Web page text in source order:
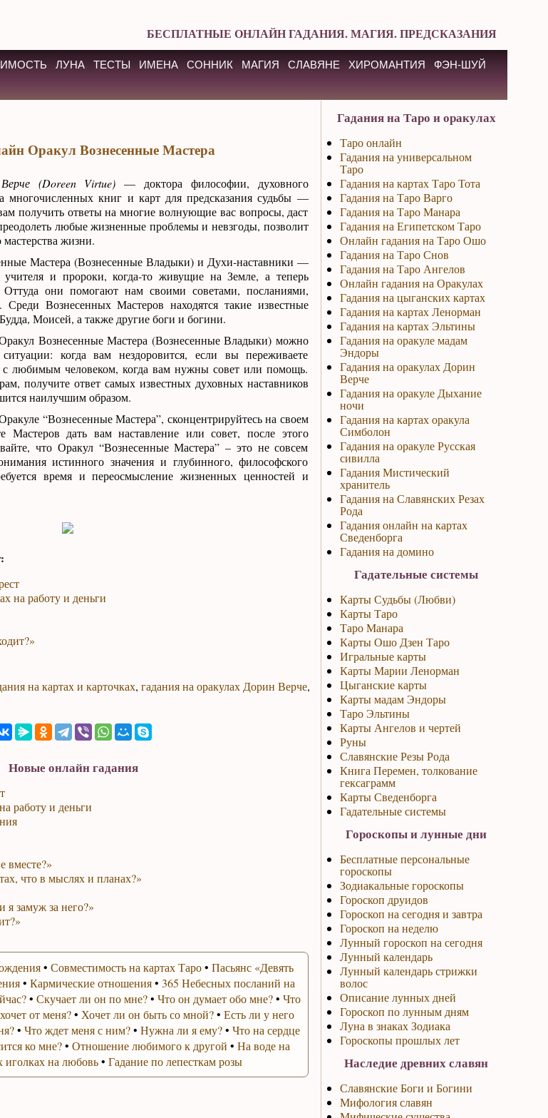
БЕСПЛАТНЫЕ ОНЛАЙН ГАДАНИЯ. МАГИЯ. ПРЕДСКАЗАНИЯ
ЛУНА ТЕСТЫ ИМЕНА СОННИК МАГИЯ СЛАВЯНЕ ХИРОМАНТИЯ
ФЭН-ШУЙ
Оракул Вознесенные Мастера
(Doreen Virtue) — доктора философии, духовного
многочисленных книг и карт для предсказания судьбы —
получить ответы на многие волнующие вас вопросы, даст
любые жизненные проблемы и невзгоды, позволит
жизни.
Мастера (Вознесенные Владыки) и Духи-наставники —
учителя и пророки, когда-то живущие на Земле, а теперь
они помогают нам своими советами, посланиями,
Среди Вознесенных Мастеров находятся такие известные
Моисей, а также другие боги и богини.
Вознесенные Мастера (Вознесенные Владыки) можно
когда вам нездоровится, если вы переживаете
любимым человеком, когда вам нужны совет или помощь.
получите ответ самых известных духовных наставников
наилучшим образом.
“Вознесенные Мастера”, сконцентрируйтесь на своем
Мастеров дать вам наставление или совет, после этого
что Оракул “Вознесенные Мастера” – это не совсем
истинного значения и глубинного, философского
время и переосмысление жизненных ценностей и
на работу и деньги
на картах и карточках, гадания на оракулах Дорин Верче,
Новые онлайн гадания
работу и деньги
вместе?»
что в мыслях и планах?»
замуж за него?»
• Совместимость на картах Таро• Пасьянс «Девять
• Кармические отношения• 365 Небесных посланий на
• Скучает ли он по мне?• Что он думает обо мне?• Что
от меня?• Хочет ли он быть со мной?• Есть ли у него
• Что ждет меня с ним?• Нужна ли я ему?• Что на сердце
ко мне?• Отношение любимого к другой • На воде на
иголках на любовь• Гадание по лепесткам розы
Гадания на Таро и оракулах
Таро онлайн
Гадания на универсальном
Таро
Гадания на картах Таро Тота
Гадания на Таро Варго
Гадания на Таро Манара
Гадания на Египетском Таро
Онлайн гадания на Таро Ошо
Гадания на Таро Снов
Гадания на Таро Ангелов
Онлайн гадания на Оракулах
Гадания на цыганских картах
Гадания на картах Ленорман
Гадания на картах Эльтины
Гадания на оракуле мадам
Эндоры
Гадания на оракулах Дорин
Верче
Гадания на оракуле Дыхание
ночи
Гадания на картах оракула
Симболон
Гадания на оракуле Русская
сивилла
Гадания Мистический
хранитель
Гадания на Славянских Резах
Рода
Гадания онлайн на картах
Сведенборга
Гадания на домино
Гадательные системы
Карты Судьбы (Любви)
Карты Таро
Таро Манара
Карты Ошо Дзен Таро
Игральные карты
Карты Марии Ленорман
Цыганские карты
Карты мадам Эндоры
Таро Эльтины
Карты Ангелов и чертей
Руны
Славянские Резы Рода
Книга Перемен, толкование
гексаграмм
Карты Сведенборга
Гадательные системы
Гороскопы и лунные дни
Бесплатные персональные
гороскопы
Зодиакальные гороскопы
Гороскоп друидов
Гороскоп на сегодня и завтра
Гороскоп на неделю
Лунный гороскоп на сегодня
Лунный календарь
Лунный календарь стрижки
волос
Описание лунных дней
Гороскоп по лунным дням
Луна в знаках Зодиака
Гороскопы прошлых лет
Наследие древних славян
Славянские Боги и Богини
Мифология славян